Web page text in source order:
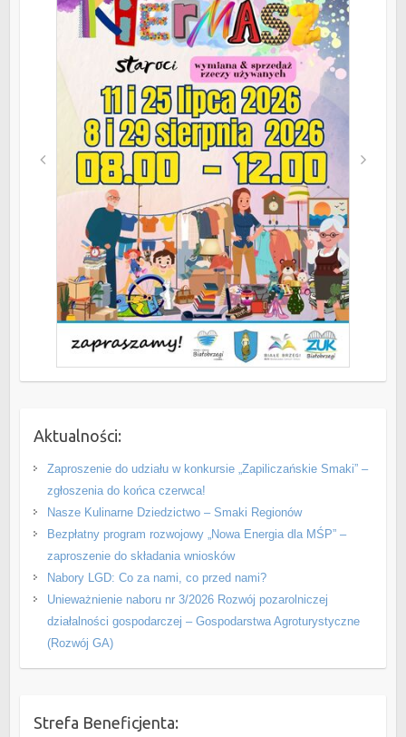
Aktualności:
Zaproszenie do udziału w konkursie „Zapiliczańskie Smaki” –
zgłoszenia do końca czerwca!
Nasze Kulinarne Dziedzictwo – Smaki Regionów
Bezpłatny program rozwojowy „Nowa Energia dla MŚP” –
zaproszenie do składania wniosków
Nabory LGD: Co za nami, co przed nami?
Unieważnienie naboru nr 3/2026 Rozwój pozarolniczej
działalności gospodarczej – Gospodarstwa Agroturystyczne
(Rozwój GA)
Strefa Beneficjenta: